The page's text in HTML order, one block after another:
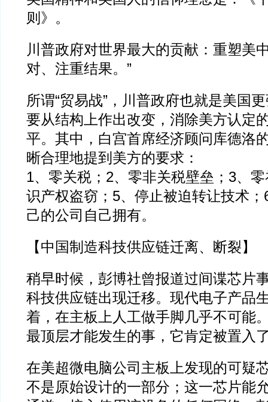
则》。
川普政府对世界最大的贡献：重塑美
对、注重结果。”
所谓“贸易战”，川普政府也就是美国
要从结构上作出改变，消除美方认定
平。其中，白宫首席经济顾问库德洛
晰合理地提到美方的要求：
1、零关税；2、零非关税壁垒；3、
识产权盗窃；5、停止被迫转让技术
己的公司自己拥有。
【中国制造科技供应链迁离、断裂】
稍早时候，彭博社曾报道过间谍芯片
科技供应链出现迁移。现代电子产品
着，在主板上人工做手脚几乎不可能
最顶层才能发生的事，它肯定被置入
在美超微电脑公司主板上发现的可疑
不是原始设计的一部分；这一芯片能